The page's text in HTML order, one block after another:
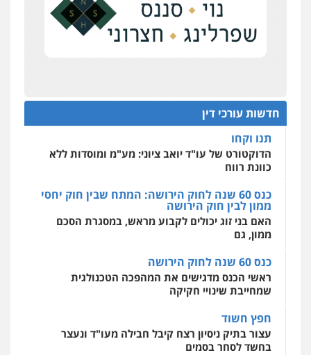
0504578527
אחסון אתרים
מקצועיים לעורכי דין
מרכז התחלה חדשה
אסירים עבירות מין שירותים מקצועיים
לעורכי דין
חדשות עורכי דין
על סדר היום
כנס תביעות ייצוגיות: הדילמה בין זכויות צרכנים
להגנה על עסקים קטנים
תנו וקחו
הדוקטורט של עו"ד יואב ציוני: מע"מ ומוסדות ללא
כוונת רווח
כנס 60 שנה לחוק הירושה: המתח שבין חוק יחסי
ממון לבין חוק הירושה
האם בני זוג יכולים לקבוע מראש, במסגרת הסכם
ממון, גם
כנס 60 שנה לחוק הירושה
ראשי הכנס מדגישים את המהפכה הטכנולגית
שמחייבת שינויי חקיקה
חפץ חשוד
עצור בתיק ניסיון רצח קיבל חבילה מעו"ד ונעצר
בחשד לסחר בסמים